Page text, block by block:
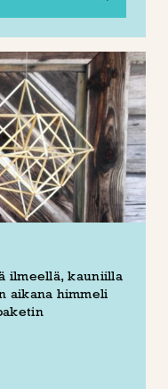
ilmeellä, kauniilla
aikana himmeli